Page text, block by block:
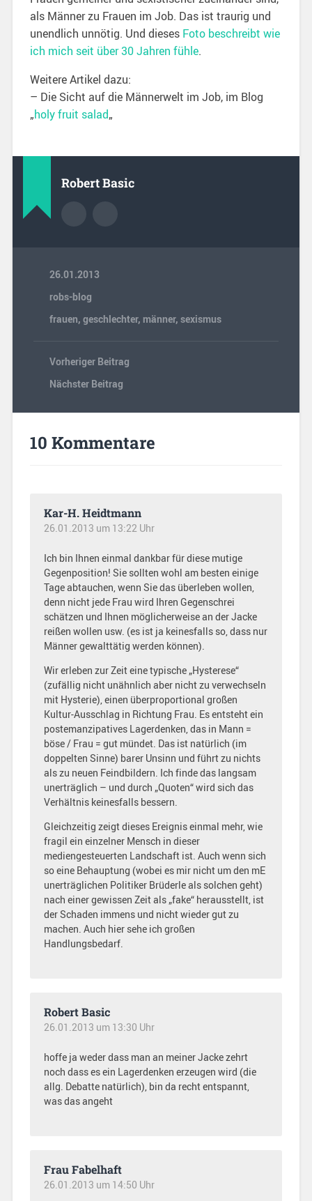
als Männer zu Frauen im Job. Das ist traurig und
unendlich unnötig. Und dieses Foto beschreibt wie
ich mich seit über 30 Jahren fühle.
Weitere Artikel dazu:
– Die Sicht auf die Männerwelt im Job, im Blog
„holy fruit salad„
Robert Basic
26.01.2013
robs-blog
frauen, geschlechter, männer, sexismus
Vorheriger Beitrag
Nächster Beitrag
10 Kommentare
Kar-H. Heidtmann
26.01.2013 um 13:22 Uhr
Ich bin Ihnen einmal dankbar für diese mutige
Gegenposition! Sie sollten wohl am besten einige
Tage abtauchen, wenn Sie das überleben wollen,
denn nicht jede Frau wird Ihren Gegenschrei
schätzen und Ihnen möglicherweise an der Jacke
reißen wollen usw. (es ist ja keinesfalls so, dass nur
Männer gewalttätig werden können).
Wir erleben zur Zeit eine typische „Hysterese“
(zufällig nicht unähnlich aber nicht zu verwechseln
mit Hysterie), einen überproportional großen
Kultur-Ausschlag in Richtung Frau. Es entsteht ein
postemanzipatives Lagerdenken, das in Mann =
böse / Frau = gut mündet. Das ist natürlich (im
doppelten Sinne) barer Unsinn und führt zu nichts
als zu neuen Feindbildern. Ich finde das langsam
unerträglich – und durch „Quoten“ wird sich das
Verhältnis keinesfalls bessern.
Gleichzeitig zeigt dieses Ereignis einmal mehr, wie
fragil ein einzelner Mensch in dieser
mediengesteuerten Landschaft ist. Auch wenn sich
so eine Behauptung (wobei es mir nicht um den mE
unerträglichen Politiker Brüderle als solchen geht)
nach einer gewissen Zeit als „fake“ herausstellt, ist
der Schaden immens und nicht wieder gut zu
machen. Auch hier sehe ich großen
Handlungsbedarf.
Robert Basic
26.01.2013 um 13:30 Uhr
hoffe ja weder dass man an meiner Jacke zehrt
noch dass es ein Lagerdenken erzeugen wird (die
allg. Debatte natürlich), bin da recht entspannt,
was das angeht
Frau Fabelhaft
26.01.2013 um 14:50 Uhr